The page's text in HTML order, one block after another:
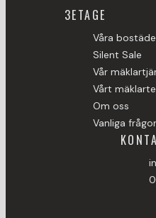
3ETAGE
Våra
Silent Sale
Vår
Vårt
Om oss
Vanliga frågor